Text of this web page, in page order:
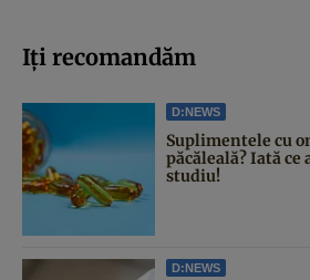
Iți recomandăm
D:NEWS
Suplimentele cu
păcăleală? Iată ce
studiu!
D:NEWS